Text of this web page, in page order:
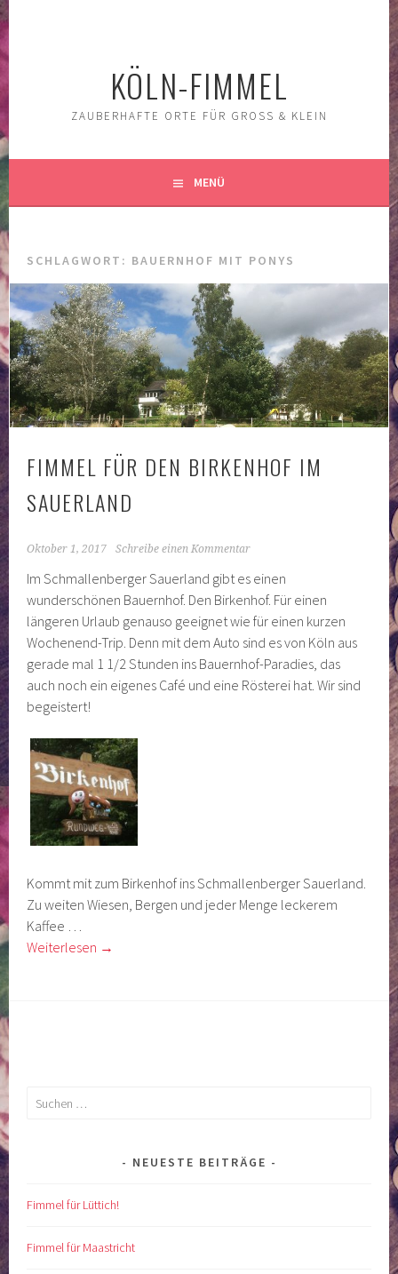
zum
Inhalt
KÖLN-FIMMEL
ZAUBERHAFTE ORTE FÜR GROSS & KLEIN
MENÜ
SCHLAGWORT: BAUERNHOF MIT PONYS
FIMMEL FÜR DEN BIRKENHOF IM
SAUERLAND
Oktober 1, 2017 Schreibe einen Kommentar
Im Schmallenberger Sauerland gibt es einen
wunderschönen Bauernhof. Den Birkenhof. Für einen
längeren Urlaub genauso geeignet wie für einen kurzen
Wochenend-Trip. Denn mit dem Auto sind es von Köln aus
gerade mal 1 1/2 Stunden ins Bauernhof-Paradies, das
auch noch ein eigenes Café und eine Rösterei hat. Wir sind
begeistert!
Kommt mit zum Birkenhof ins Schmallenberger Sauerland.
Zu weiten Wiesen, Bergen und jeder Menge leckerem
Kaffee …
Weiterlesen →
Suchen
NEUESTE BEITRÄGE
Fimmel für Lüttich!
Fimmel für Maastricht